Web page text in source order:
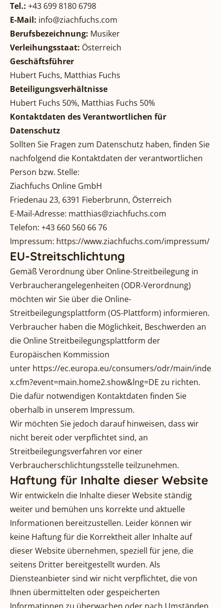
Tel.: +43 699 8180 6798
E-Mail: info@ziachfuchs.com
Berufsbezeichnung: Musiker
Verleihungsstaat: Österreich
Geschäftsführer
Hubert Fuchs, Matthias Fuchs
Beteiligungsverhältnisse
Hubert Fuchs 50%, Matthias Fuchs 50%
Kontaktdaten des Verantwortlichen für
Datenschutz
Sollten Sie Fragen zum Datenschutz haben, finden Sie
nachfolgend die Kontaktdaten der verantwortlichen
Person bzw. Stelle:
Ziachfuchs Online GmbH
Friedenau 23, 6391 Fieberbrunn, Österreich
E-Mail-Adresse: matthias@ziachfuchs.com
Telefon: +43 660 560 66 76
Impressum: https://www.ziachfuchs.com/impressum/
EU-Streitschlichtung
Gemäß Verordnung über Online-Streitbeilegung in
Verbraucherangelegenheiten (ODR-Verordnung)
möchten wir Sie über die Online-
Streitbeilegungsplattform (OS-Plattform) informieren.
Verbraucher haben die Möglichkeit, Beschwerden an
die Online Streitbeilegungsplattform der
Europäischen Kommission
unter https://ec.europa.eu/consumers/odr/main/inde
x.cfm?event=main.home2.show&lng=DE zu richten.
Die dafür notwendigen Kontaktdaten finden Sie
oberhalb in unserem Impressum.
Wir möchten Sie jedoch darauf hinweisen, dass wir
nicht bereit oder verpflichtet sind, an
Streitbeilegungsverfahren vor einer
Verbraucherschlichtungsstelle teilzunehmen.
Haftung für Inhalte dieser Website
Wir entwickeln die Inhalte dieser Website ständig
weiter und bemühen uns korrekte und aktuelle
Informationen bereitzustellen. Leider können wir
keine Haftung für die Korrektheit aller Inhalte auf
dieser Website übernehmen, speziell für jene, die
seitens Dritter bereitgestellt wurden. Als
Diensteanbieter sind wir nicht verpflichtet, die von
Ihnen übermittelten oder gespeicherten